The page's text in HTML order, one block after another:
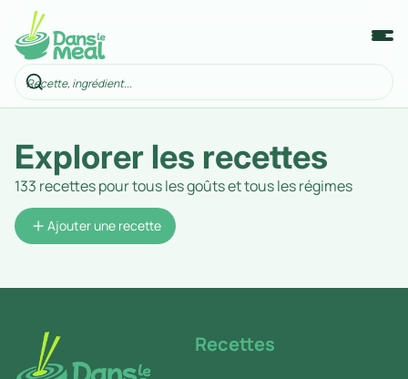
Explorer les recettes
133 recettes pour tous les goûts et tous les régimes
Ajouter une recette
Recettes